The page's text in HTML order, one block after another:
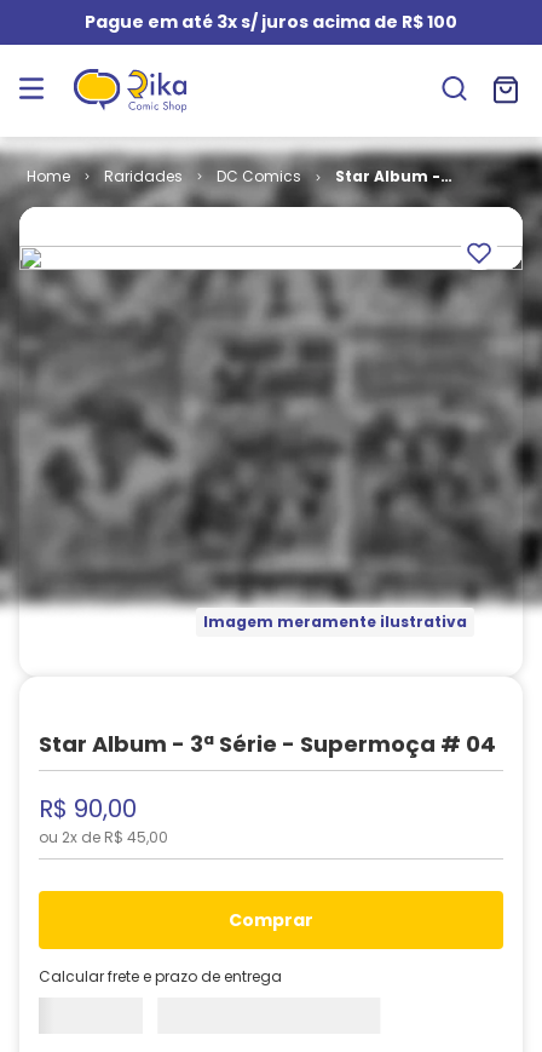
Pague em até 3x s/ juros acima de R$ 100
Raridades DC Comics
Star Album -
3ª Série -
04
Imagem meramente ilustrativa
Star Album - 3ª Série - Supermoça # 04
R$ 90,00
ou 2x de R$ 45,00
comprar
Calcular frete e prazo de entrega